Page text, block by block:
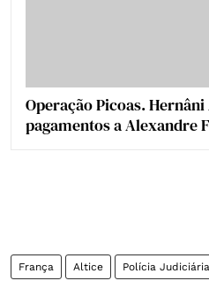
Operação Picoas.
pagamentos a Alexandre
França Altice Polícia